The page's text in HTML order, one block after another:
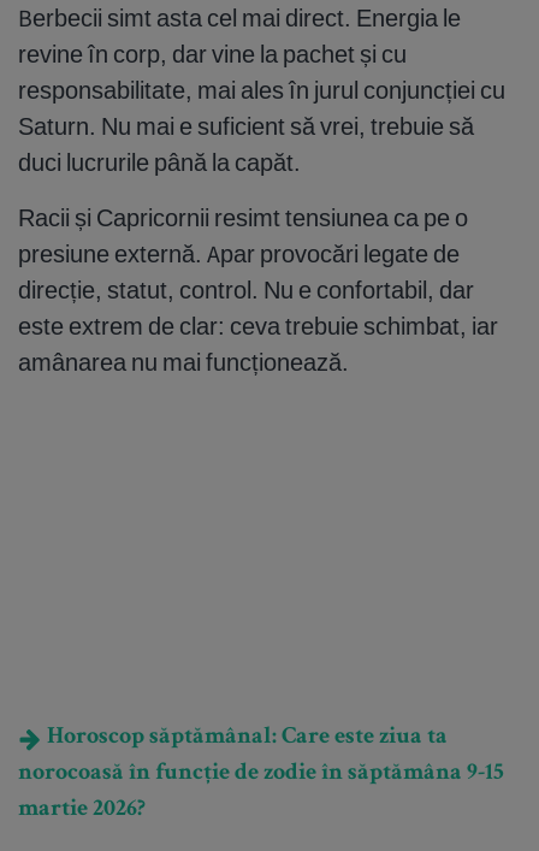
Berbecii simt asta cel mai direct. Energia le
revine în corp, dar vine la pachet și cu
responsabilitate, mai ales în jurul conjuncției cu
Saturn. Nu mai e suficient să vrei, trebuie să
duci lucrurile până la capăt.
Racii și Capricornii resimt tensiunea ca pe o
presiune externă. Apar provocări legate de
direcție, statut, control. Nu e confortabil, dar
este extrem de clar: ceva trebuie schimbat, iar
amânarea nu mai funcționează.
Horoscop săptămânal: Care este ziua ta
norocoasă în funcție de zodie în săptămâna 9-15
martie 2026?